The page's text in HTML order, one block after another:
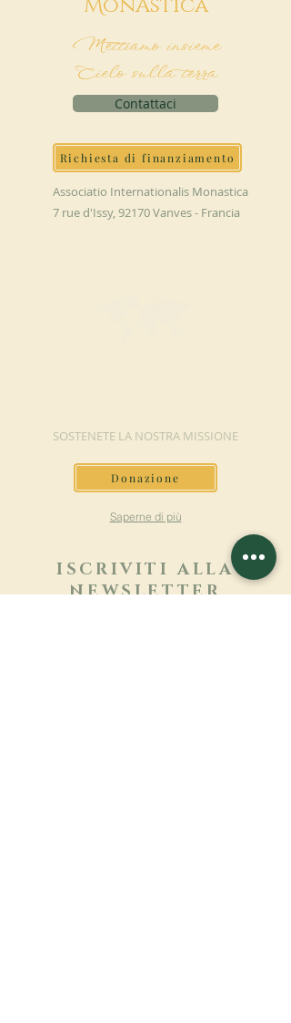
MonAstica
Mettiamo insieme
Cielo sulla terra
Contattaci
Richiesta di finanziamento
Associatio Internationalis Monastica
7 rue d'Issy, 92170 Vanves - Francia
SOSTENETE LA NOSTRA MISSIONE
Donazione
Saperne di più
ISCRIVITI ALLA
NEWSLETTER